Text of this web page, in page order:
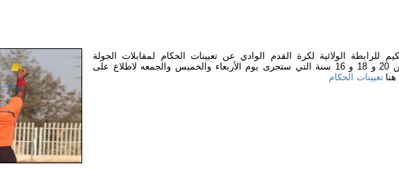
للرابطة الولائية لكرة القدم الوادي عن تعيينات الحكام لمقابلات الجولة
للفئات أقل من 20 و 18 و 16 سنة التي ستجرى يوم الأربعاء والخميس والجمعه لاطلاع على
تعيينات الحكام